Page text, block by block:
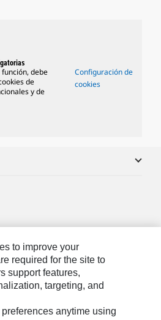
debe
de
y de
Configuración de
cookies
to improve your
required for the site to
support features,
targeting, and
anytime using